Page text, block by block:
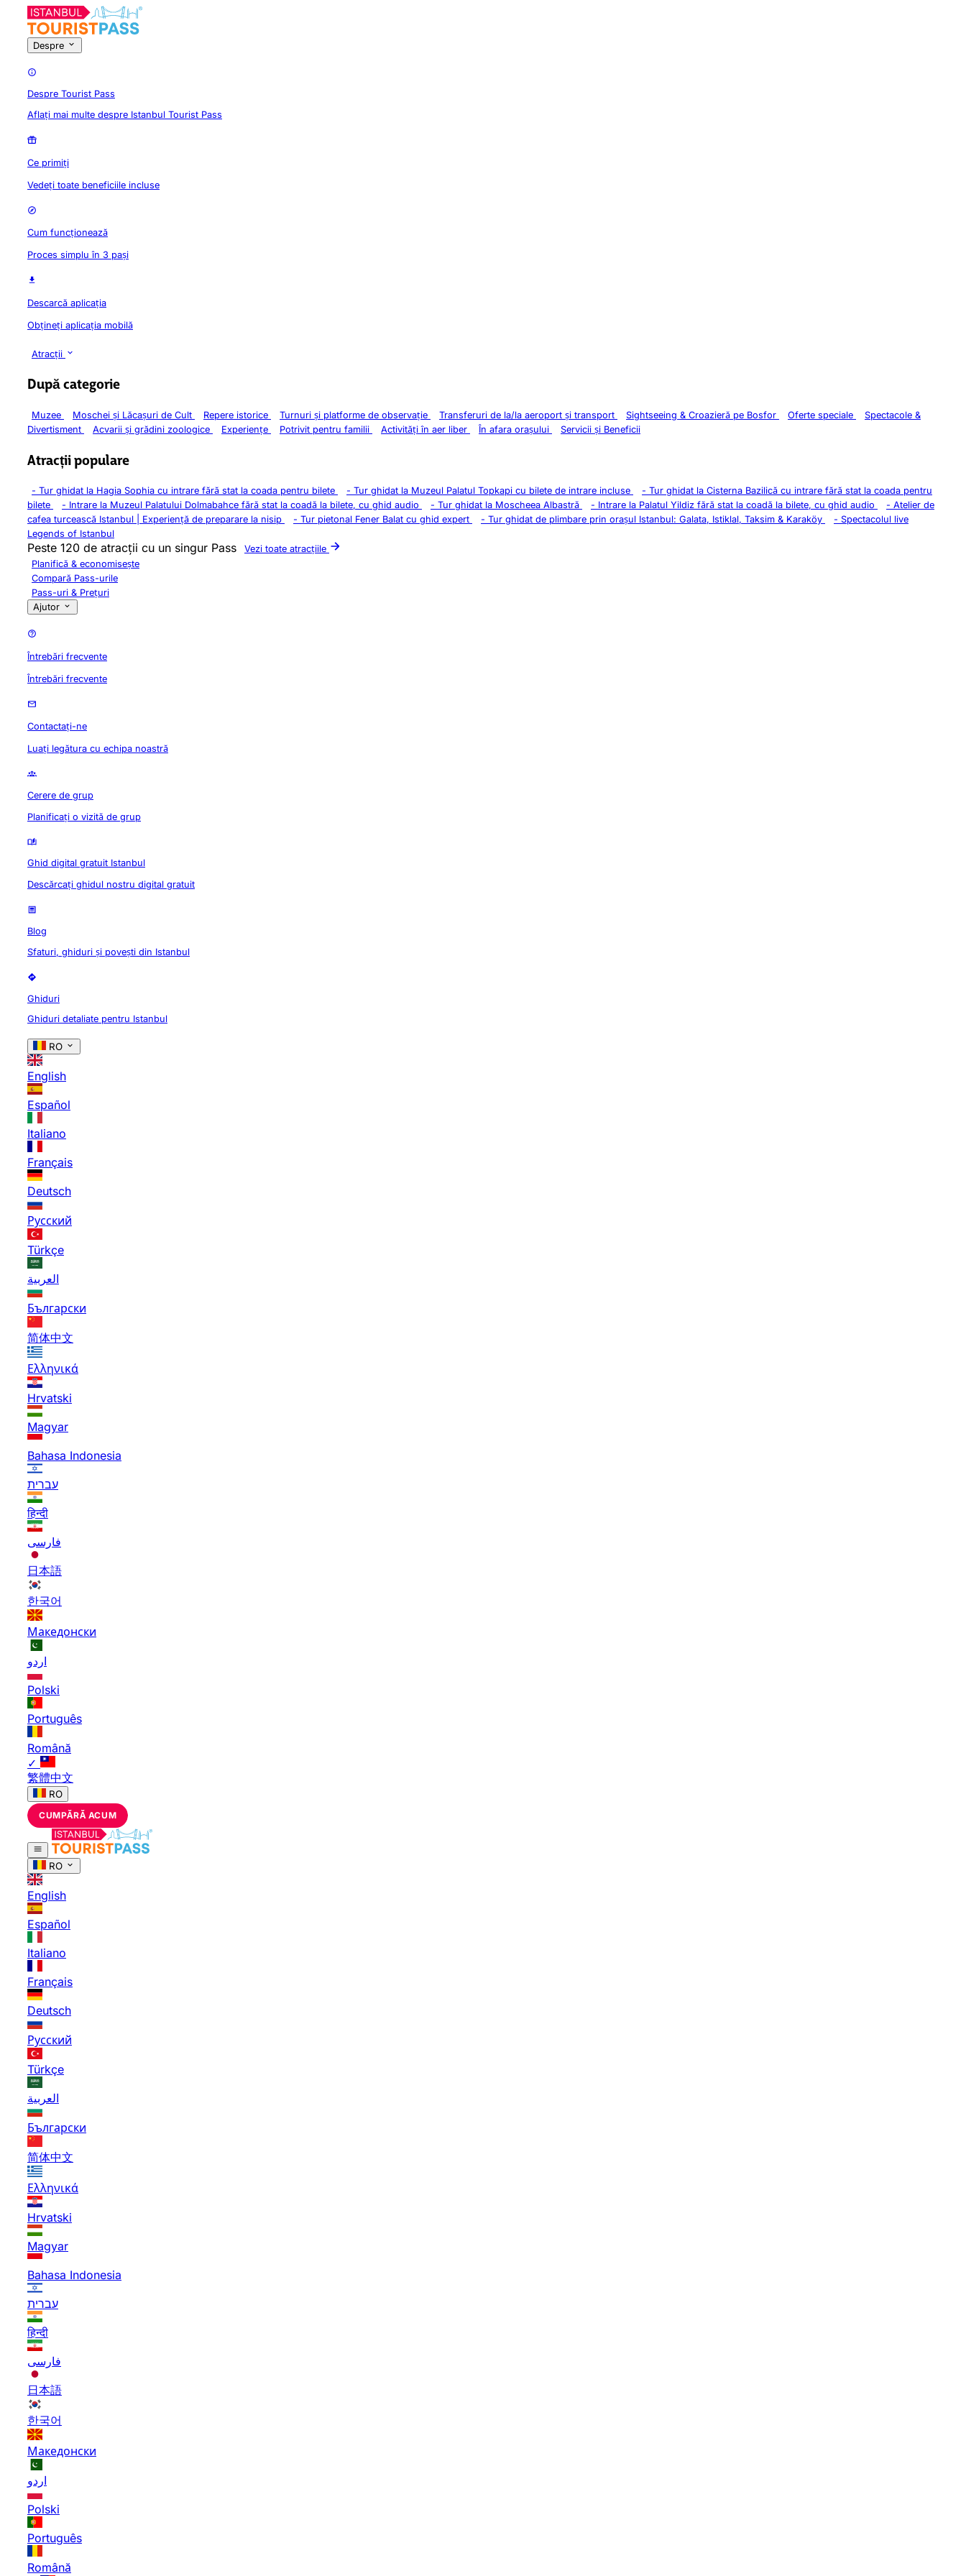
Despre
Despre Tourist Pass
Aflați mai multe despre Istanbul Tourist Pass
Ce primiți
Vedeți toate beneficiile incluse
Cum funcționează
Proces simplu în 3 pași
Descarcă aplicația
Obțineți aplicația mobilă
Atracții
După categorie
Muzee Moschei și Lăcașuri de Cult Repere istorice Turnuri și platforme de observație Transferuri de la/la aeroport și transport Sightseeing & Croazieră pe Bosfor Oferte speciale
Spectacole &
Divertisment
Acvarii și grădini zoologice Experiențe Potrivit pentru familii Activități în aer liber În afara orașului Servicii și Beneficii
Atracții populare
- Tur ghidat la Hagia Sophia cu intrare fără stat la coada pentru bilete - Tur ghidat la Muzeul Palatul Topkapi cu bilete de intrare incluse - Tur ghidat la Cisterna Bazilică cu intrare fără stat la coada pentru
bilete
- Intrare la Muzeul Palatului Dolmabahce fără stat la coadă la bilete, cu ghid audio - Tur ghidat la Moscheea Albastră - Intrare la Palatul Yildiz fără stat la coadă la bilete, cu ghid audio - Atelier de
cafea turcească Istanbul | Experiență de preparare la nisip
- Tur pietonal Fener Balat cu ghid expert - Tur ghidat de plimbare prin orașul Istanbul: Galata, Istiklal, Taksim & Karaköy - Spectacolul live
Legends of Istanbul
Peste 120 de atracții cu un singur Pass
Vezi toate atracțiile
Planifică & economisește
Compară Pass-urile
Pass-uri & Prețuri
Ajutor
Întrebări frecvente
Întrebări frecvente
Contactați-ne
Luați legătura cu echipa noastră
Cerere de grup
Planificați o vizită de grup
Ghid digital gratuit Istanbul
Descărcați ghidul nostru digital gratuit
Blog
Sfaturi, ghiduri și povești din Istanbul
Ghiduri
Ghiduri detaliate pentru Istanbul
RO
English
Español
Italiano
Français
Deutsch
Русский
Türkçe
العربية
Български
简体中文
Ελληνικά
Hrvatski
Magyar
Bahasa Indonesia
עברית
हिन्दी
فارسی
日本語
한국어
Македонски
اردو
Polski
Português
Română
✓
繁體中文
RO
CUMPĂRĂ ACUM
RO
English
Español
Italiano
Français
Deutsch
Русский
Türkçe
العربية
Български
简体中文
Ελληνικά
Hrvatski
Magyar
Bahasa Indonesia
עברית
हिन्दी
فارسی
日本語
한국어
Македонски
اردو
Polski
Português
Română